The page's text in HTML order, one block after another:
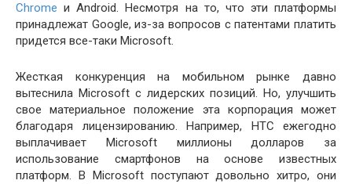
Chrome и Android. Несмотря на то, что эти платформы
принадлежат Google, из-за вопросов с патентами платить
придется все-таки Microsoft.
Жесткая конкуренция на мобильном рынке давно
вытеснила Microsoft с лидерских позиций. Но, улучшить
свое материальное положение эта корпорация может
благодаря лицензированию. Например, HTC ежегодно
выплачивает Microsoft миллионы долларов за
использование смартфонов на основе известных
платформ. В Microsoft поступают довольно хитро, они